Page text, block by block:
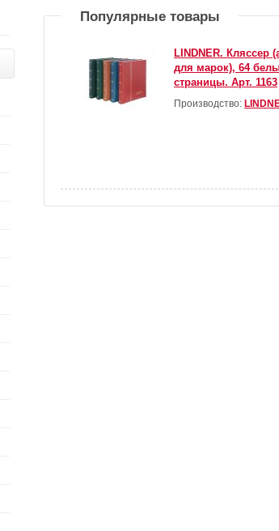
Популярные товары
LINDNER. Кляссер
для марок), 64
страницы. Арт. 1163
Производство: